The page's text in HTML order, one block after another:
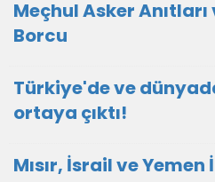
Meçhul Asker
Borcu
Türkiye'de ve
ortaya çıktı!
Mısır, İsrail ve Yemen